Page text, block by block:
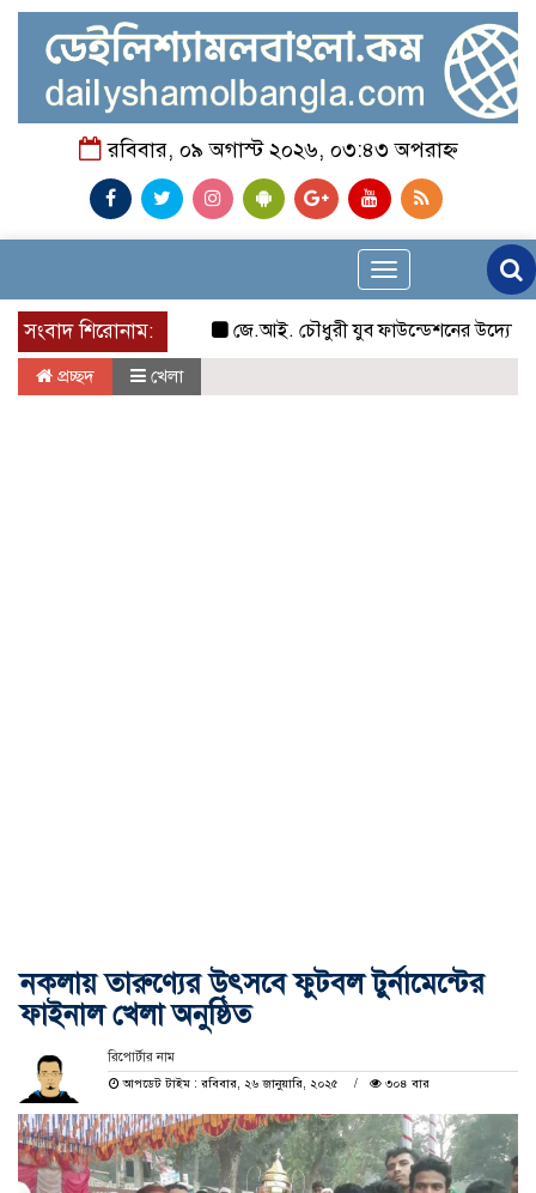
রবিবার, ০৯ অগাস্ট ২০২৬, ০৩:৪৩ অপরাহ্ন
Toggle
navigation
সংবাদ শিরোনাম:
জে.আই. চৌধুরী যুব ফাউন্ডেশনের উদ্যোগে
প্রচ্ছদ খেলা
নকলায় তারুণ্যের উৎসবে ফুটবল টুর্নামেন্টের
ফাইনাল খেলা অনুষ্ঠিত
রিপোর্টার নাম
আপডেট টাইম : রবিবার, ২৬ জানুয়ারি, ২০২৫
৩০৪ বার